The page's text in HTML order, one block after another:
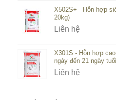
X502S+ - Hỗn hợp
20kg)
Liên hệ
X301S - Hỗn hợp
ngày đến 21 ngày
Liên hệ